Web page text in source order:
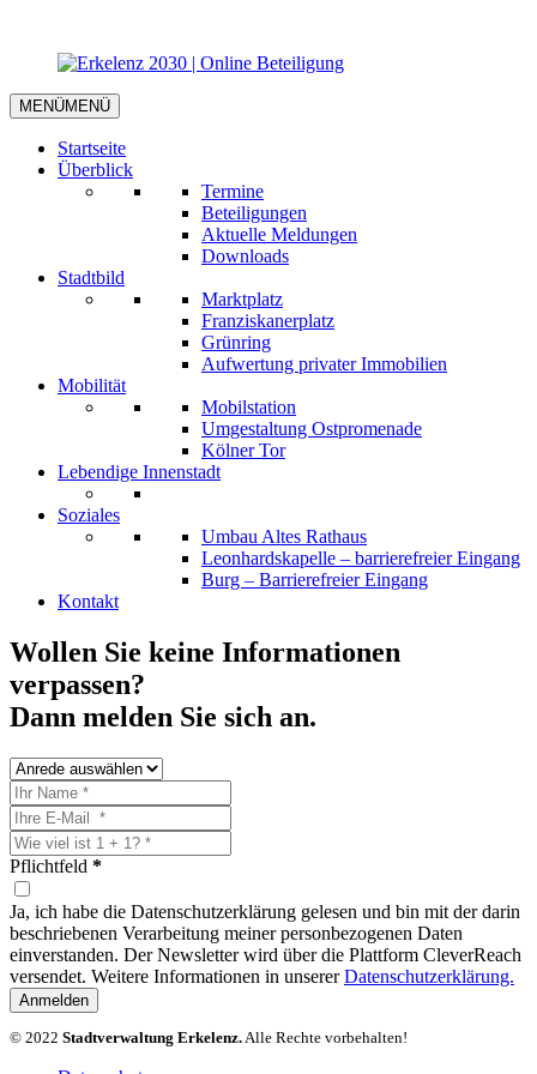
MENÜMENÜ
Startseite
Überblick
Termine
Beteiligungen
Aktuelle Meldungen
Downloads
Stadtbild
Marktplatz
Franziskanerplatz
Grünring
Aufwertung privater Immobilien
Mobilität
Mobilstation
Umgestaltung Ostpromenade
Kölner Tor
Lebendige Innenstadt
Soziales
Umbau Altes Rathaus
Leonhardskapelle – barrierefreier Eingang
Burg – Barrierefreier Eingang
Kontakt
Wollen Sie keine Informationen
verpassen?
Dann melden Sie sich an.
Pflichtfeld *
Ja, ich habe die Datenschutzerklärung gelesen und bin mit der darin
beschriebenen Verarbeitung meiner personbezogenen Daten
einverstanden. Der Newsletter wird über die Plattform CleverReach
versendet. Weitere Informationen in unsererDatenschutzerklärung.
Anmelden
© 2022 Stadtverwaltung Erkelenz.Alle Rechte vorbehalten!